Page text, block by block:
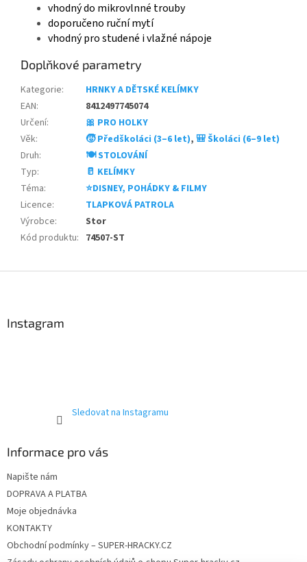
vhodný do mikrovlnné trouby
doporučeno ruční mytí
vhodný pro studené i vlažné nápoje
Doplňkové parametry
Kategorie:
HRNKY A DĚTSKÉ KELÍMKY
EAN:
8412497745074
Určení:
🎀 PRO HOLKY
Věk: 🧒 Předškoláci (3–6 let), 🎒 Školáci (6–9 let)
Druh:
🍽️ STOLOVÁNÍ
Typ:
🥛 KELÍMKY
Téma:
⭐DISNEY, POHÁDKY & FILMY
Licence:
TLAPKOVÁ PATROLA
Výrobce:
Stor
Kód produktu: 74507-ST
Instagram
Sledovat na Instagramu
Informace pro vás
Napište nám
DOPRAVA A PLATBA
Moje objednávka
KONTAKTY
Obchodní podmínky – SUPER-HRACKY.CZ